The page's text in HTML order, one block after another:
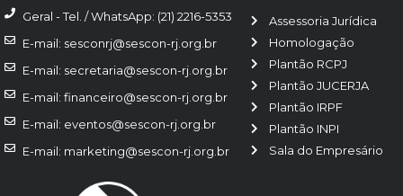
Assessoria Jurídica
Homologação
Plantão RCPJ
Plantão JUCERJA
Plantão IRPF
Plantão INPI
Sala do Empresário
Geral - Tel. / WhatsApp: (21) 2216-5353
E-mail: sesconrj@sescon-rj.org.br
E-mail: secretaria@sescon-rj.org.br
E-mail: financeiro@sescon-rj.org.br
E-mail: eventos@sescon-rj.org.br
E-mail: marketing@sescon-rj.org.br